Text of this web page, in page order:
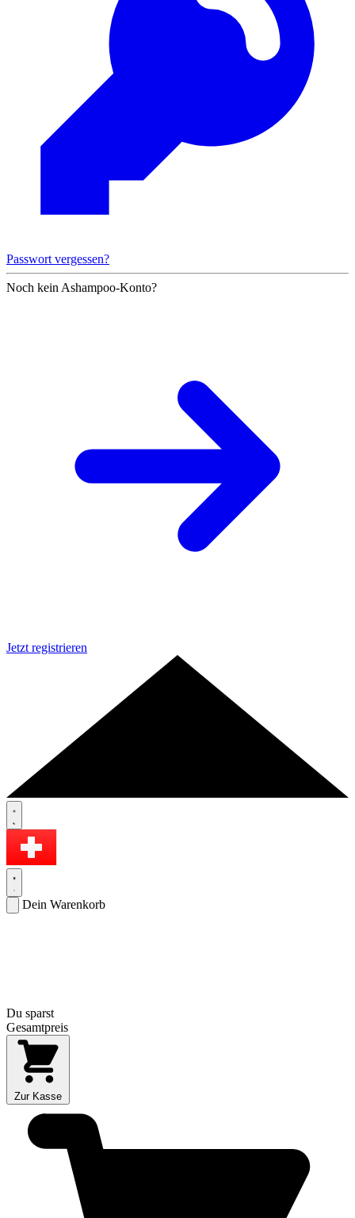
Passwort vergessen?
Noch kein Ashampoo-Konto?
Jetzt registrieren
Dein Warenkorb
Du sparst
Gesamtpreis
Zur Kasse